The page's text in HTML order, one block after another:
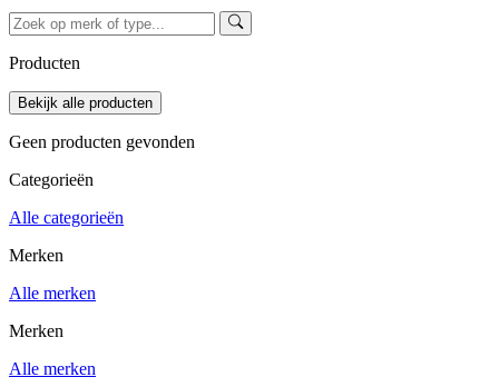
Producten
Geen producten gevonden
Categorieën
Alle categorieën
Merken
Alle merken
Merken
Alle merken